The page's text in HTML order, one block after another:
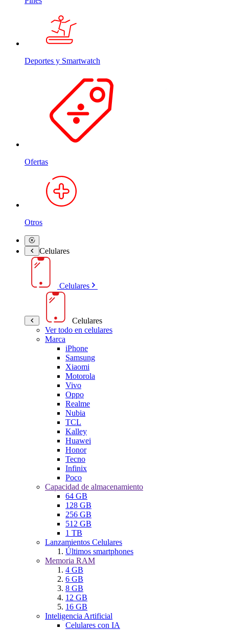
Deportes y Smartwatch
Ofertas
Otros
Celulares
Celulares
Celulares
Ver todo en celulares
Marca
iPhone
Samsung
Xiaomi
Motorola
Vivo
Oppo
Realme
Nubia
TCL
Kalley
Huawei
Honor
Tecno
Infinix
Poco
Capacidad de almacenamiento
64 GB
128 GB
256 GB
512 GB
1 TB
Lanzamientos Celulares
Últimos smartphones
Memoria RAM
4 GB
6 GB
8 GB
12 GB
16 GB
Inteligencia Artificial
Celulares con IA